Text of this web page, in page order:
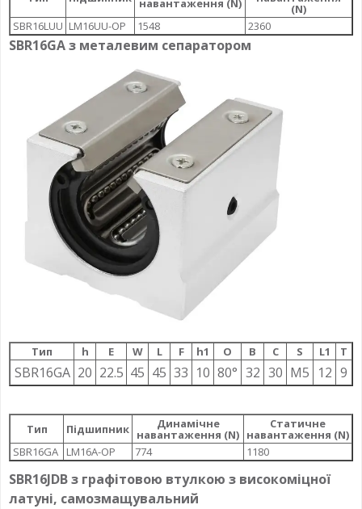
навантаження (N)
(N)
SBR16LUU LM16UU-OP 1548 2360
SBR16GA з металевим сепаратором
Тип h E W L F h1 О B C S L1 T
SBR16GA 20 22.5 45 45 33 10 80° 32 30 M5 12 9
Тип Підшипник Динамічне
навантаження (N)
Статичне
навантаження (N)
SBR16GA
LM16A-OP 774 1180
SBR16JDB з графітовою втулкою з високоміцної
латуні, самозмащувальний